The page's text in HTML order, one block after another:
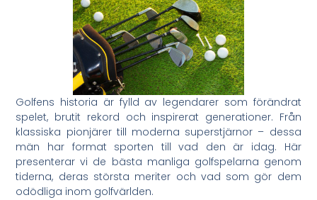
Golfens historia är fylld av legendarer som förändrat
spelet, brutit rekord och inspirerat generationer. Från
klassiska pionjärer till moderna superstjärnor – dessa
män har format sporten till vad den är idag. Här
presenterar vi de bästa manliga golfspelarna genom
tiderna, deras största meriter och vad som gör dem
odödliga inom golfvärlden.